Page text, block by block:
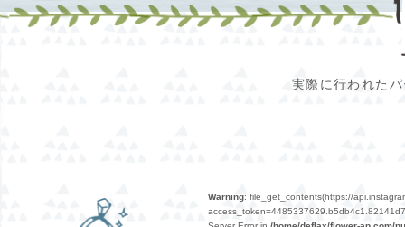
実際に行われた
Warning: file_get_contents(https://